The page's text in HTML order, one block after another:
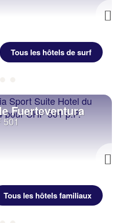
Tous les hôtels de surf
Fuerteventura
501
Tous les hôtels familiaux